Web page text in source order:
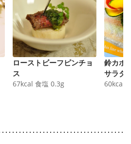
ローストビーフピンチョ
ス
67kcal 食塩 0.3g
鈴カボ
サラダ
60kcal